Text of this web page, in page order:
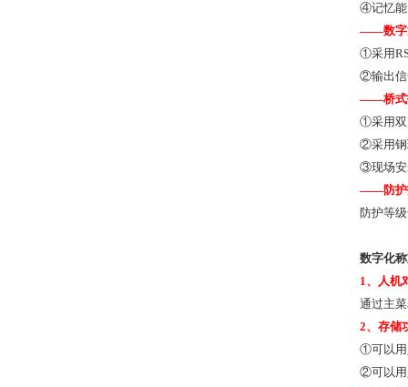
④记忆能
——数字
①采用
②输出信
——桥
①采用
②采用钢
③现场安
——防
防护等
数字化
1、人机
通过主
2、存储
①可以
②可以用